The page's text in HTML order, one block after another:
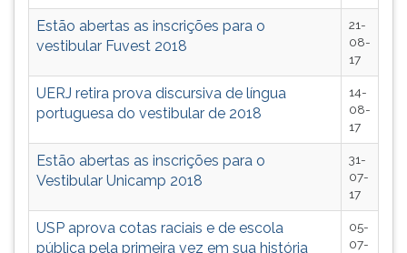
essa
instrução
novamente.
Estão abertas as inscrições para o
vestibular Fuvest 2018
21-
08-
17
UERJ retira prova discursiva de língua
portuguesa do vestibular de 2018
14-
08-
17
Estão abertas as inscrições para o
Vestibular Unicamp 2018
31-
07-
17
USP aprova cotas raciais e de escola
pública pela primeira vez em sua história
05-
07-